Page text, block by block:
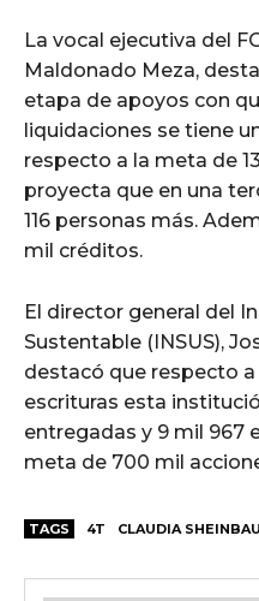
La vocal ejecutiva del
Maldonado Meza,
etapa de apoyos con
liquidaciones se tiene
respecto a la meta de
proyecta que en una
116 personas más.
mil créditos.
El director general del
Sustentable (INSUS),
destacó que respecto
escrituras esta
entregadas y 9 mil 967
meta de 700 mil
TAGS 4T CLAUDIA